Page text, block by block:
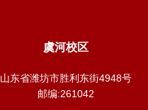
虞河校区
山东省潍坊市胜利东街4948号
邮编:261042